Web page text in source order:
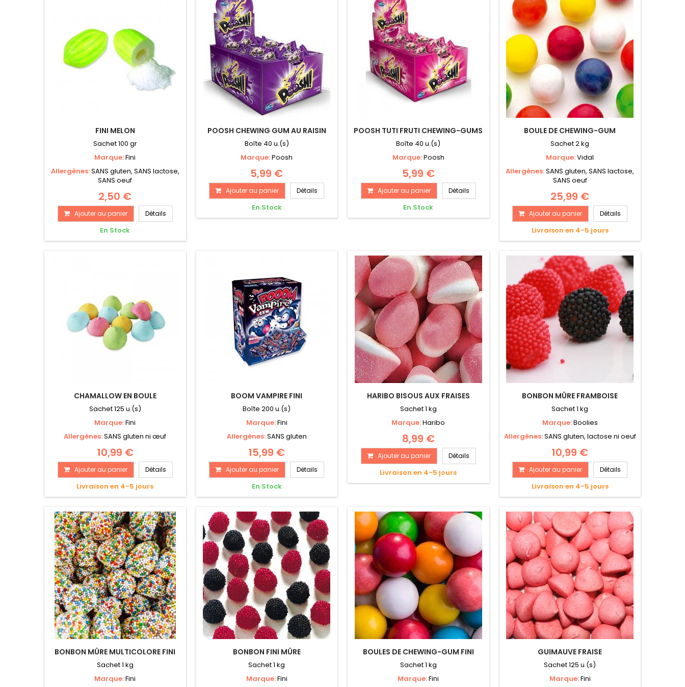
FINI MELON
Sachet 100 gr
Marque:Fini
Allergènes:SANS gluten, SANS lactose,
SANS oeuf
2,50 €
Ajouter au panier Détails
En Stock
POOSH CHEWING GUM AU RAISIN
Boîte 40 u.(s)
Marque:Poosh
5,99 €
Ajouter au panier Détails
En Stock
POOSH TUTI FRUTI CHEWING-GUMS
Boîte 40 u.(s)
Marque:Poosh
5,99 €
Ajouter au panier Détails
En Stock
BOULE DE CHEWING-GUM
Sachet 2 kg
Marque:Vidal
Allergènes:SANS gluten, SANS lactose,
SANS oeuf
25,99 €
Ajouter au panier Détails
Livraison en 4-5 jours
CHAMALLOW EN BOULE
Sachet 125 u.(s)
Marque:Fini
Allergènes:SANS gluten ni œuf
10,99 €
Ajouter au panier Détails
Livraison en 4-5 jours
BOOM VAMPIRE FINI
Boîte 200 u.(s)
Marque:Fini
Allergènes:SANS gluten
15,99 €
Ajouter au panier Détails
En Stock
HARIBO BISOUS AUX FRAISES
Sachet 1 kg
Marque:Haribo
8,99 €
Ajouter au panier Détails
Livraison en 4-5 jours
BONBON MÛRE FRAMBOISE
Sachet 1 kg
Marque:Boolies
Allergènes:SANS gluten, lactose ni oeuf
10,99 €
Ajouter au panier Détails
Livraison en 4-5 jours
BONBON MÛRE MULTICOLORE FINI
Sachet 1 kg
Marque:Fini
BONBON FINI MÛRE
Sachet 1 kg
Marque:Fini
BOULES DE CHEWING-GUM FINI
Sachet 1 kg
Marque:Fini
GUIMAUVE FRAISE
Sachet 125 u.(s)
Marque:Fini